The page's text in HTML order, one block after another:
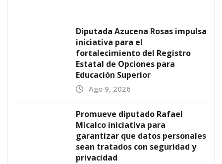
Diputada Azucena Rosas impulsa
iniciativa para el
fortalecimiento del Registro
Estatal de Opciones para
Educación Superior
Ago 9, 2026
Promueve diputado Rafael
Micalco iniciativa para
garantizar que datos personales
sean tratados con seguridad y
privacidad